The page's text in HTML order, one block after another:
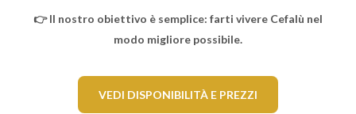
👉 Il nostro obiettivo è semplice: farti vivere Cefalù nel
modo migliore possibile.
VEDI DISPONIBILITÀ E PREZZI